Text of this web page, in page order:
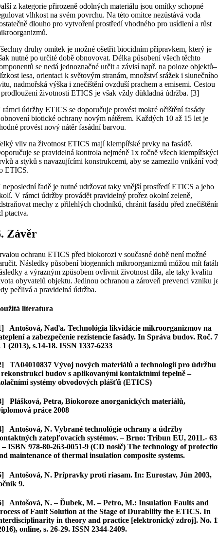
z kategorie přirozeně odolných materiálu jsou omítky schopné
vlhkost na svém povrchu. Na této omítce nezůstává voda
dlouho pro vytvoření prostředí vhodného pro usídlení a růst
druhy omítek je možné ošetřit biocidním přípravkem, který je
nutné po určité době obnovovat. Délka působení všech těchto
se nedá jednoznačné určit a závisí např. na poloze objektů–
lesa, orientaci k světovým stranám, množství srážek i slunečního
nadmořská výška i znečištění ovzduší prachem a emisemi. Cestou
životnosti ETICS je však vždy důkladná údržba. [3]
rámci údržby ETICS se doporučuje provést mokré očištění fasády
biotické ochrany novým nátěrem. Každých 10 až 15 let je
provést nový nátěr fasádní barvou.
vliv na životnost ETICS mají klempířské prvky na fasádě.
se pravidelná kontrola nejméně 1x ročně všech
a styků s navazujícími konstrukcemi, aby se zamezilo vnikání
ETICS.
neposlední řadě je nutné udržovat taky vnější prostředí ETICS a jeho
V rámci údržby provádět pravidelný prořez okolní zeleně,
mechy z přilehlých chodníků, chránit fasádu před
ptactva.
Závěr
ochranu ETICS před biokorozi v současné době není možné
Následky působení biogenních mikroorganizmů můžou mít
a výrazným způsobem ovlivnit životnost díla, ale taky kvalitu
obyvatelů objektu. Jedinou ochranou a zároveň prevenci vzniku
pečlivá a pravidelná údržba.
literatura
Antošová, Naďa. Technológia likvidácie mikroorganizmov na
a zabezpečenie rezistencie fasády. In Správa budov. Roč.
1 (2013), s.14-18. ISSN 1337-6233
TA04010837 Vývoj nových materiálů a technologií pro údržbu
rekonstrukci budov s aplikovanými kontaktními tepelně –
systémy obvodových plášťů (ETICS)
Plášková, Petra, Biokoroze anorganických materiálů,
práce 2008
Antošová, N. Vybrané technológie ochrany a údržby
zatepľovacích systémov. – Brno: Tribun EU, 2011.- 63
– ISBN 978-80-263-0051-9 (CD nosič) The technology of
maintenance of thermal insulation composite systems.
Antošová, N. Prípravky proti riasam. In: Eurostav, Jún 2003,
9.
Antošová, N. – Ďubek, M. – Petro, M.: Insulation Faults and
of Fault Solution at the Stage of Durability the ETICS. In
in theory and practice [elektronický zdroj]. No.
online, s. 26-29. ISSN 2344-2409.